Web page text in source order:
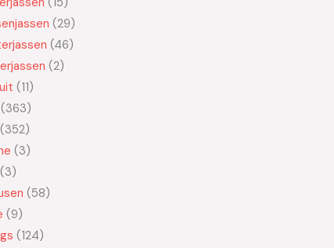
29
46
2
11
363
352
3
3
58
9
124